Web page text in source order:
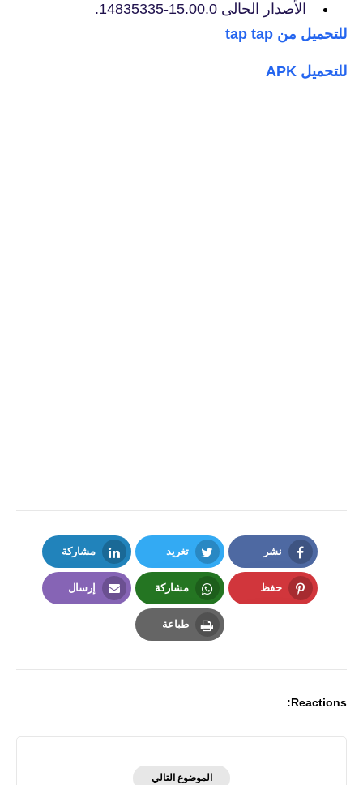
الأصدار الحالى 15.00.0-14835335.
للتحميل من tap tap
للتحميل APK
نشر
Facebook
تغريد
Twitter
مشاركة
LinkedIn
حفظ مشاركة
Whatsapp
إرسال
طباعة
Reactions:
الموضوع التالي